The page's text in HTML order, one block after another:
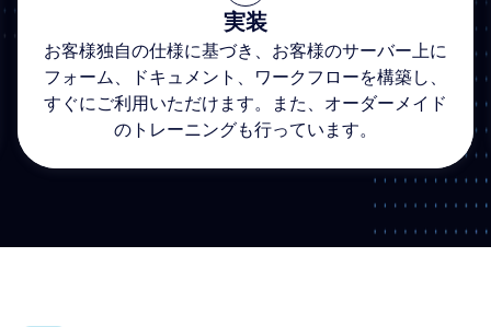
実装
お客様独自の仕様に基づき、お客様のサーバー上に
フォーム、ドキュメント、ワークフローを構築し、
すぐにご利用いただけます。また、オーダーメイド
のトレーニングも行っています。